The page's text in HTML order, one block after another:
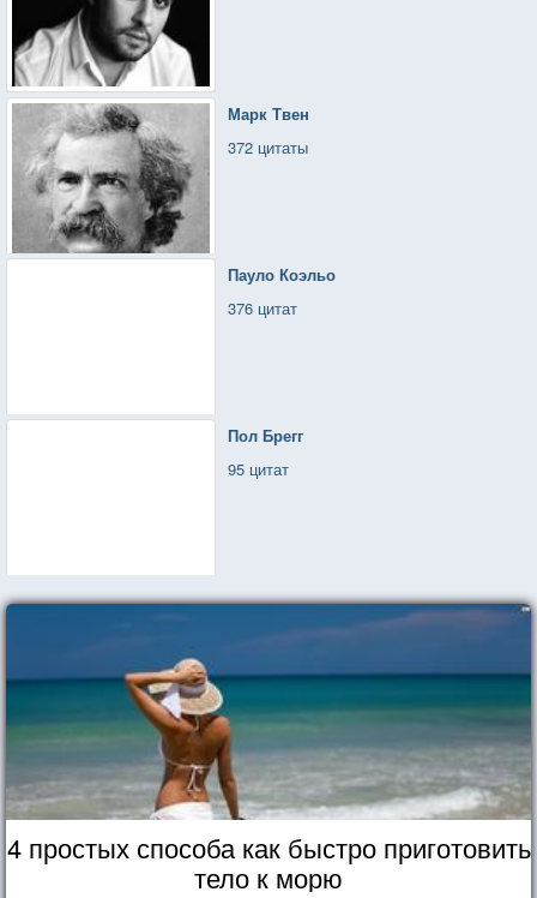
Марк Твен
372 цитаты
Пауло Коэльо
376 цитат
Пол Брегг
95 цитат
4 простых способа как быстро приготовить
тело к морю